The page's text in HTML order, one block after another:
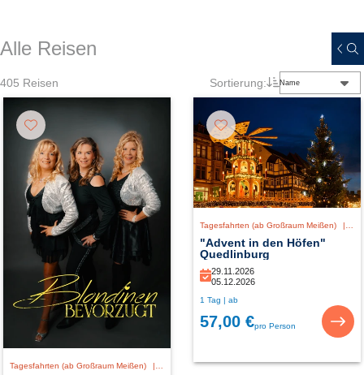
Alle Reisen
405 Reisen Sortierung: Name
Tagesfahrten (ab Großraum Meißen) | Deutschland
Tagesfahrten (ab Großraum Meißen)
"Advent in den Höfen"
Quedlinburg
29.11.2026
05.12.2026
1 Tag | ab
57,00 €pro Person